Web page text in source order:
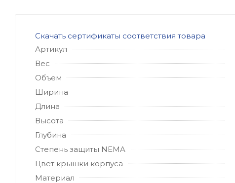
Скачать сертификаты соответствия товара
Артикул
Вес
Объем
Ширина
Длина
Высота
Глубина
Степень защиты NEMA
Цвет крышки корпуса
Материал